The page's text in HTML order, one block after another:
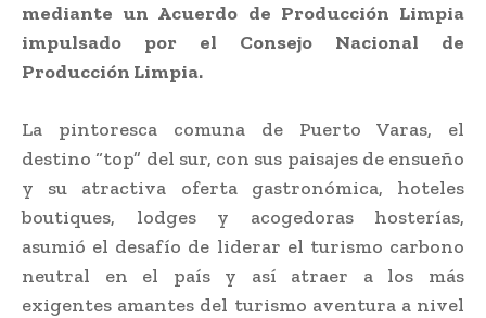
mediante un Acuerdo de Producción Limpia
impulsado por el Consejo Nacional de
Producción Limpia.
La pintoresca comuna de Puerto Varas, el
destino “top” del sur, con sus paisajes de ensueño
y su atractiva oferta gastronómica, hoteles
boutiques, lodges y acogedoras hosterías,
asumió el desafío de liderar el turismo carbono
neutral en el país y así atraer a los más
exigentes amantes del turismo aventura a nivel